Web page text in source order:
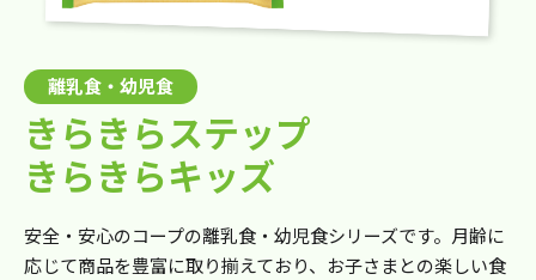
離乳食・幼児食
きらきらステップ
きらきらキッズ
安全・安心のコープの離乳食・幼児食シリーズです。月齢に
応じて商品を豊富に取り揃えており、お子さまとの楽しい食